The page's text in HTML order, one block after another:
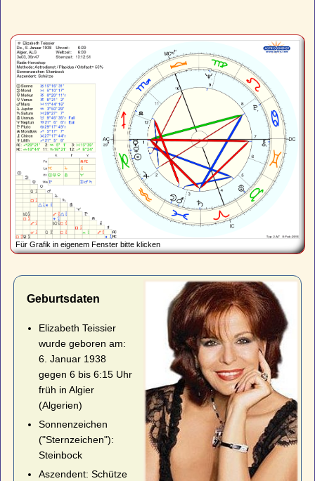
Für Grafik in eigenem Fenster bitte klicken
Geburtsdaten
Elizabeth Teissier
wurde geboren am:
6. Januar 1938
gegen 6 bis 6:15 Uhr
früh in Algier
(Algerien)
Sonnenzeichen
("Sternzeichen"):
Steinbock
Aszendent: Schütze